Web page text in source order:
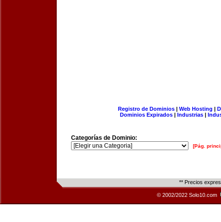
Registro de Dominios| Web Hosting |
Dominios Expirados | Industrias |
Categorías de Dominio:
[Pág.
** Precios
© 2002/2022 Solo10.com